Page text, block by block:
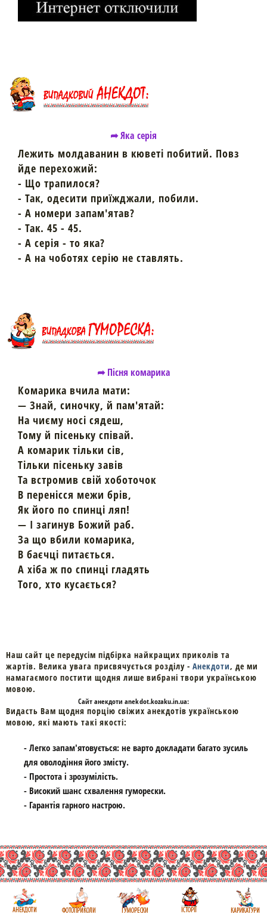
➦ Яка серія
Лежить молдаванин в кюветі побитий. Повз
йде перехожий:
- Що трапилося?
- Так, одесити приїжджали, побили.
- А номери запам'ятав?
- Так. 45 - 45.
- А серія - то яка?
- А на чоботях серію не ставлять.
➦ Пісня комарика
Комарика вчила мати:
— Знай, синочку, й пам'ятай:
На чиєму носі сядеш,
Тому й пісеньку співай.
А комарик тільки сів,
Тільки пісеньку завів
Та встромив свій хоботочок
В перенісся межи брів,
Як його по спинці ляп!
— І загинув Божий раб.
За що вбили комарика,
В баєчці питається.
А хіба ж по спинці гладять
Того, хто кусається?
Наш сайт це передусім підбірка найкращих приколів та
жартів. Велика увага присвячується розділу - Анекдоти, де ми
намагаємого постити щодня лише вибрані твори українською
мовою.
Cайтанекдоти anekdot.kozaku.in.ua:
Видасть Вам щодня порцію свіжих анекдотів українською
мовою, які мають такі якості:
- Легко запам'ятовується: не варто докладати багато зусиль
для оволодіння його змісту.
- Простота і зрозумілість.
- Високий шанс схвалення гуморески.
- Гарантія гарного настрою.